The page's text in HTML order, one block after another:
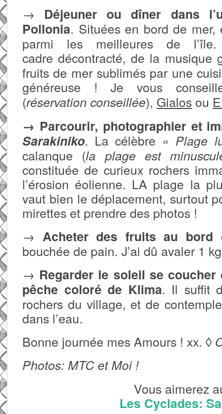
→ Déjeuner ou dîner dans
Pollonia. Situées en bord de
parmi les meilleures de
cadredécontracté, de la musique
fruits de mer sublimés par une
généreuse ! Je vous
(réservation conseillée), Gialos ou
→ Parcourir, photographier et
Sarakiniko. La célèbre « Plage
calanque (la plage est
constituée de curieux rochers
l’érosion éolienne. LA plage la
vaut bien le déplacement, surtout
mirettes et prendre des photos !
→ Acheter des fruits au bord
bouchée de pain. J’ai dû avaler 1
→ Regarder le soleil se
pêche coloré de Klima. Il suffit
rochers du village, et de
dans l’eau.
Bonne journée mes Amours ! xx. ◊
Photos: MTC et Moi !
Vous aimerez
Les Cyclades: